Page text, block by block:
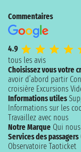
Commentaires
4.9
tous les avis
Choisissez vous votre
avoir d’abord partir
croisière Excursions
Informations utiles
Informations sur les
Travaillez avec nous
Notre Marque Qui
Services des passagers
Observatoire Taoticket